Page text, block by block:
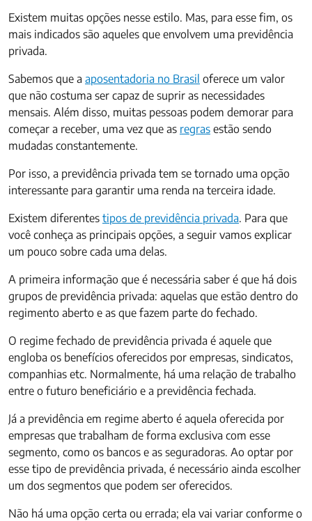
Existem muitas opções nesse estilo. Mas, para esse fim, os
mais indicados são aqueles que envolvem uma previdência
privada.
Sabemos que a aposentadoria no Brasil oferece um valor
que não costuma ser capaz de suprir as necessidades
mensais. Além disso, muitas pessoas podem demorar para
começar a receber, uma vez que as regras estão sendo
mudadas constantemente.
Por isso, a previdência privada tem se tornado uma opção
interessante para garantir uma renda na terceira idade.
Existem diferentes tipos de previdência privada. Para que
você conheça as principais opções, a seguir vamos explicar
um pouco sobre cada uma delas.
A primeira informação que é necessária saber é que há dois
grupos de previdência privada: aquelas que estão dentro do
regimento aberto e as que fazem parte do fechado.
O regime fechado de previdência privada é aquele que
engloba os benefícios oferecidos por empresas, sindicatos,
companhias etc. Normalmente, há uma relação de trabalho
entre o futuro beneficiário e a previdência fechada.
Já a previdência em regime aberto é aquela oferecida por
empresas que trabalham de forma exclusiva com esse
segmento, como os bancos e as seguradoras. Ao optar por
esse tipo de previdência privada, é necessário ainda escolher
um dos segmentos que podem ser oferecidos.
Não há uma opção certa ou errada; ela vai variar conforme o